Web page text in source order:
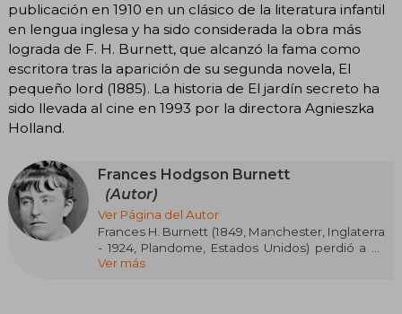
publicación en 1910 en un clásico de la literatura infantil
en lengua inglesa y ha sido considerada la obra más
lograda de F. H. Burnett, que alcanzó la fama como
escritora tras la aparición de su segunda novela, El
pequeño lord (1885). La historia de El jardín secreto ha
sido llevada al cine en 1993 por la directora Agnieszka
Holland.
Frances Hodgson Burnett
(Autor)
Ver Página del Autor
Frances H. Burnett (1849, Manchester, Inglaterra
- 1924, Plandome, Estados Unidos) perdió a su
padre cuando tan solo tenía cinco años. La
Ver más